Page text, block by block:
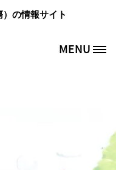
コンテンツに移動
の情報サイト
MENU